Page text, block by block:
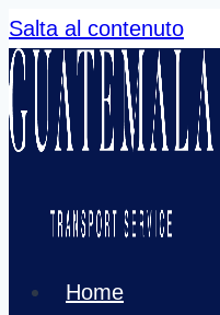
Salta al contenuto
Home